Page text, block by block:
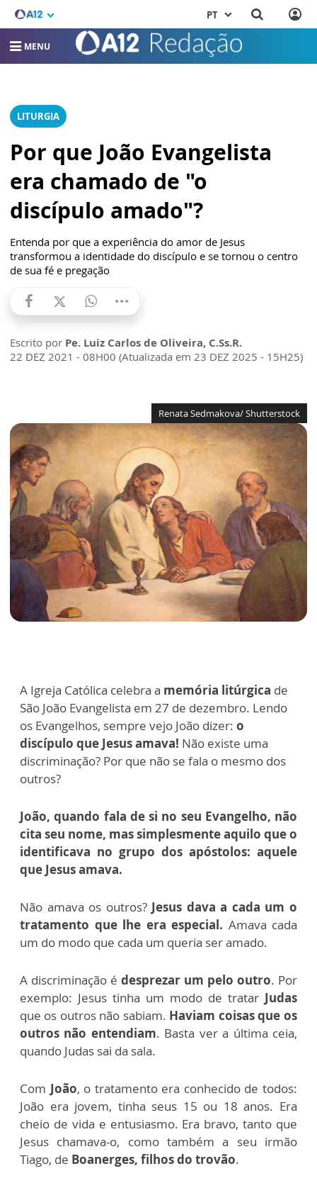
PT
MENU
LITURGIA
Por que João Evangelista
era chamado de "o
discípulo amado"?
Entenda por que a experiência do amor de Jesus
transformou a identidade do discípulo e se tornou o centro
de sua fé e pregação
Escrito por Pe. Luiz Carlos de Oliveira, C.Ss.R.
22 DEZ 2021 - 08H00 (Atualizada em 23 DEZ 2025 - 15H25)
Renata Sedmakova/ Shutterstock
A Igreja Católica celebra a memória litúrgica de
São João Evangelista em 27 de dezembro. Lendo
os Evangelhos, sempre vejo João dizer: o
discípulo que Jesus amava! Não existe uma
discriminação? Por que não se fala o mesmo dos
outros?
João, quando fala de si no seu Evangelho, não
cita seu nome, mas simplesmente aquilo que o
identificava no grupo dos apóstolos: aquele
que Jesus amava.
Não amava os outros? Jesus dava a cada um o
tratamento que lhe era especial. Amava cada
um do modo que cada um queria ser amado.
A discriminação é desprezar um pelo outro. Por
exemplo: Jesus tinha um modo de tratar Judas
que os outros não sabiam. Haviam coisas que os
outros não entendiam. Basta ver a última ceia,
quando Judas sai da sala.
Com João, o tratamento era conhecido de todos:
João era jovem, tinha seus 15 ou 18 anos. Era
cheio de vida e entusiasmo. Era bravo, tanto que
Jesus chamava-o, como também a seu irmão
Tiago, de Boanerges, filhos do trovão.